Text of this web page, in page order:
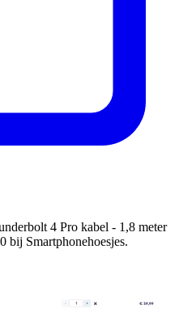
4 Pro kabel - 1,8 meter
bij Smartphonehoesjes.